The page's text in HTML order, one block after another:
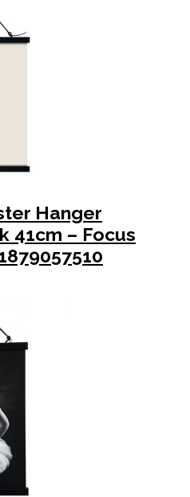
Hanger
41cm – Focus